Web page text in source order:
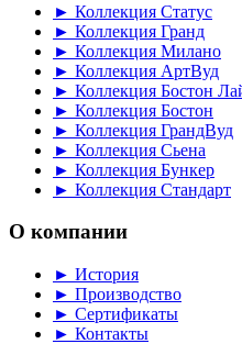
► Коллекция Статус
► Коллекция Гранд
► Коллекция Милано
► Коллекция АртВуд
► Коллекция Бостон
► Коллекция Бостон
► Коллекция ГрандВуд
► Коллекция Сьена
► Коллекция Бункер
► Коллекция Стандарт
О компании
► История
► Производство
► Сертификаты
► Контакты